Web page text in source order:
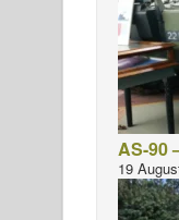
AS-90
19